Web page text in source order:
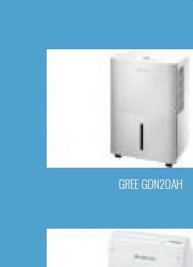
GREE GDN20AH